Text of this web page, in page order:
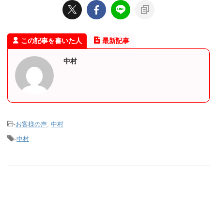
この記事を書いた人 最新記事
中村
-お客様の声, 中村
-中村